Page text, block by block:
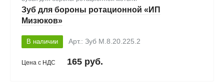
Зуб для бороны ротационной «ИП
Мизюков»
В наличии Арт.: Зуб М.8.20.225.2
Цена с НДС 165 руб.